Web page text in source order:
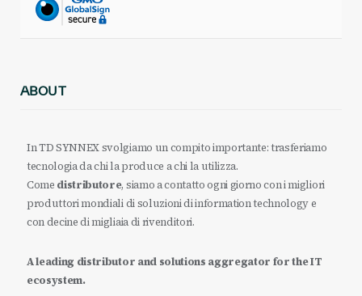
ABOUT
In TD SYNNEX svolgiamo un compito importante: trasferiamo
tecnologia da chi la produce a chi la utilizza.
Come distributore, siamo a contatto ogni giorno con i migliori
produttori mondiali di soluzioni di information technology e
con decine di migliaia di rivenditori.
A leading distributor and solutions aggregator for the IT
ecosystem.